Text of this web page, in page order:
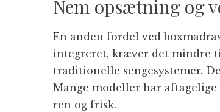
Nem opsætning og
En anden fordel ved
integreret, kræver det mindre
traditionelle sengesystemer.
Mange modeller har
ren og frisk.